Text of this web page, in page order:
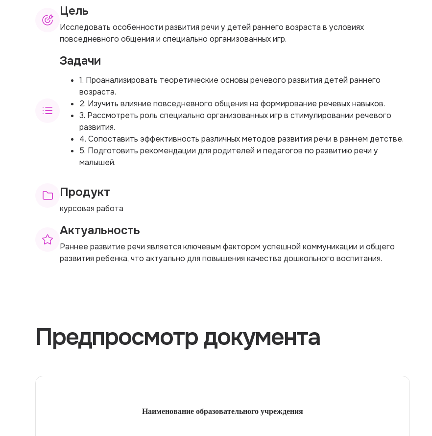
Цель
Исследовать особенности развития речи у детей раннего возраста в условиях
повседневного общения и специально организованных игр.
Задачи
1. Проанализировать теоретические основы речевого развития детей раннего
возраста.
2. Изучить влияние повседневного общения на формирование речевых навыков.
3. Рассмотреть роль специально организованных игр в стимулировании речевого
развития.
4. Сопоставить эффективность различных методов развития речи в раннем детстве.
5. Подготовить рекомендации для родителей и педагогов по развитию речи у
малышей.
Продукт
курсовая работа
Актуальность
Раннее развитие речи является ключевым фактором успешной коммуникации и общего
развития ребенка, что актуально для повышения качества дошкольного воспитания.
Предпросмотр документа
Наименование образовательного учреждения